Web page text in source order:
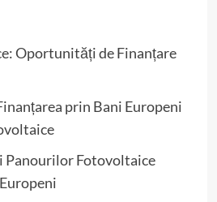
Oportunități de Finanțare
prin Bani Europeni
Fotovoltaice